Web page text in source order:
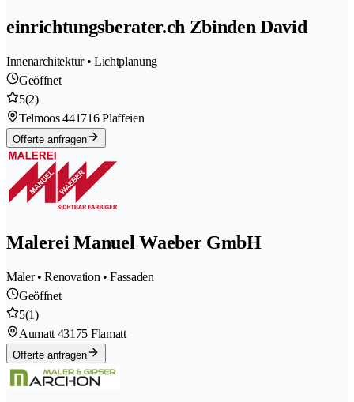
einrichtungsberater.ch Zbinden David
Innenarchitektur • Lichtplanung
Geöffnet
5(2)
Telmoos 441716 Plaffeien
Offerte anfragen
Malerei Manuel Waeber GmbH
Maler • Renovation • Fassaden
Geöffnet
5(1)
Aumatt 43175 Flamatt
Offerte anfragen